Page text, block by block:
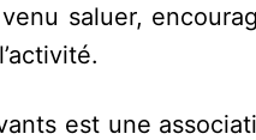
saluer,
est une